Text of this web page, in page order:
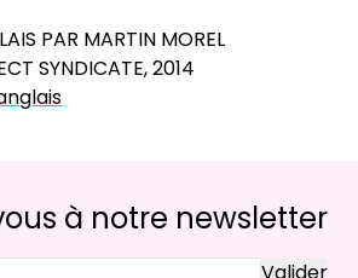
PAR MARTIN MOREL
SYNDICATE, 2014
à notre newsletter